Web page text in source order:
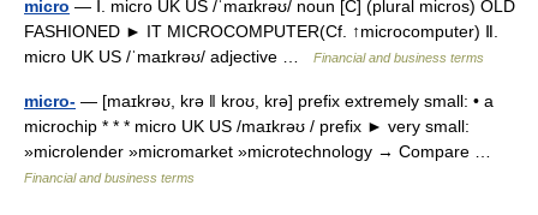
micro — Ⅰ. micro UK US /ˈmaɪkrəʊ/ noun [C] (plural micros) OLD
FASHIONED ► IT MICROCOMPUTER(Cf. ↑microcomputer) Ⅱ.
micro UK US /ˈmaɪkrəʊ/ adjective …
Financial and business terms
micro- — [maɪkrəʊ, krə ǁ kroʊ, krə] prefix extremely small: • a
microchip * * * micro UK US /maɪkrəʊ / prefix ► very small:
»microlender »micromarket »microtechnology → Compare …
Financial and business terms